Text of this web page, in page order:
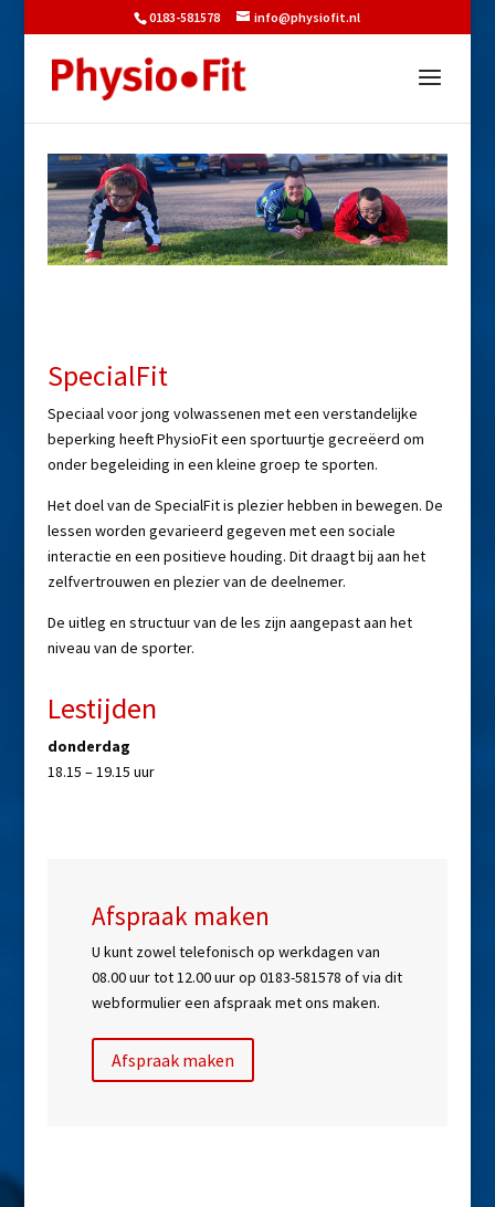
0183-581578 info@physiofit.nl
SpecialFit
Speciaal voor jong volwassenen met een verstandelijke
beperking heeft PhysioFit een sportuurtje gecreëerd om
onder begeleiding in een kleine groep te sporten.
Het doel van de SpecialFit is plezier hebben in bewegen. De
lessen worden gevarieerd gegeven met een sociale
interactie en een positieve houding. Dit draagt bij aan het
zelfvertrouwen en plezier van de deelnemer.
De uitleg en structuur van de les zijn aangepast aan het
niveau van de sporter.
Lestijden
donderdag
18.15 – 19.15 uur
Afspraak maken
U kunt zowel telefonisch op werkdagen van
08.00 uur tot 12.00 uur op 0183-581578 of via dit
webformulier een afspraak met ons maken.
Afspraak maken